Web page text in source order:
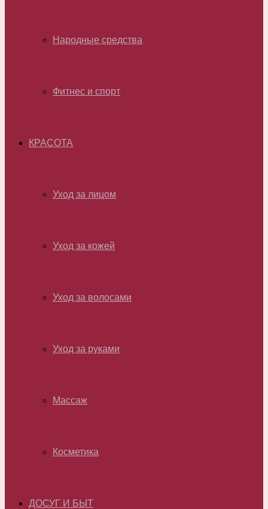
Народные средства
Фитнес и спорт
КРАСОТА
Уход за лицом
Уход за кожей
Уход за волосами
Уход за руками
Массаж
Косметика
ДОСУГ И БЫТ